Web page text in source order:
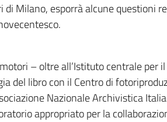
Milano, esporrà alcune questioni
– oltre all’Istituto centrale
del libro con il Centro di
Nazionale Archivistica
appropriato per la